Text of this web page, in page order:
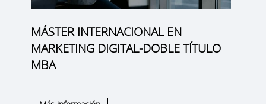
MÁSTER INTERNACIONAL EN
MARKETING DIGITAL-DOBLE TÍTULO
MBA